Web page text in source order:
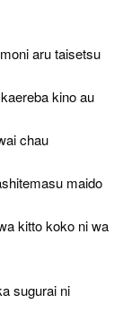
aru taisetsu
kino au
chau
maido
kitto koko ni wa
sugurai ni